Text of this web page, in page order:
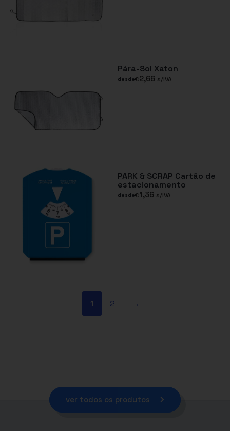
Pára-Sol Xaton
desde€2,66 s/IVA
PARK & SCRAP Cartão de
estacionamento
desde€1,36 s/IVA
1 2 →
ver todos os produtos